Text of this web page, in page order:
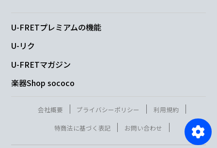
U-FRETプレミアムの機能
U-リク
U-FRETマガジン
楽器Shop sococo
会社概要 プライバシーポリシー
利用規約
特商法に基づく表記
お問い合わせ